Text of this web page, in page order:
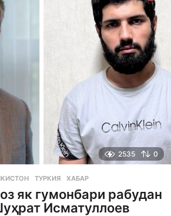
2535 0
,ТУРКИЯ ,ХАБАР
як гумонбари рабудан
Исматуллоев